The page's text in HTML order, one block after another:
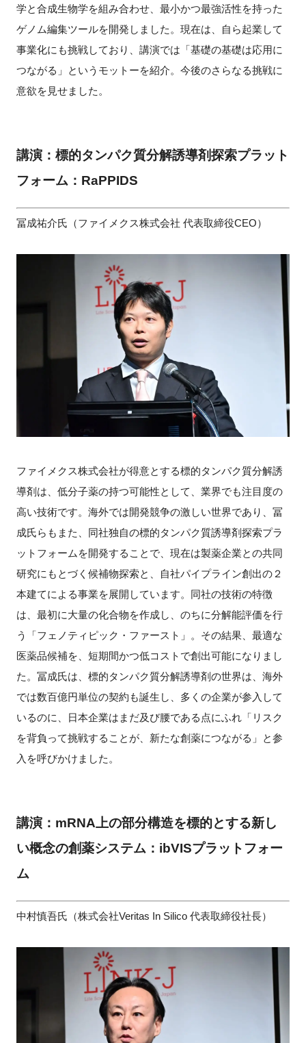
学と合成生物学を組み合わせ、最小かつ最強活性を持った
ゲノム編集ツールを開発しました。現在は、自ら起業して
事業化にも挑戦しており、講演では「基礎の基礎は応用に
つながる」というモットーを紹介。今後のさらなる挑戦に
意欲を見せました。
講演：標的タンパク質分解誘導剤探索プラット
フォーム：RaPPIDS
冨成祐介氏（ファイメクス株式会社 代表取締役CEO）
ファイメクス株式会社が得意とする標的タンパク質分解誘
導剤は、低分子薬の持つ可能性として、業界でも注目度の
高い技術です。海外では開発競争の激しい世界であり、冨
成氏らもまた、同社独自の標的タンパク質誘導剤探索プラ
ットフォームを開発することで、現在は製薬企業との共同
研究にもとづく候補物探索と、自社パイプライン創出の２
本建てによる事業を展開しています。同社の技術の特徴
は、最初に大量の化合物を作成し、のちに分解能評価を行
う「フェノティピック・ファースト」。その結果、最適な
医薬品候補を、短期間かつ低コストで創出可能になりまし
た。冨成氏は、標的タンパク質分解誘導剤の世界は、海外
では数百億円単位の契約も誕生し、多くの企業が参入して
いるのに、日本企業はまだ及び腰である点にふれ「リスク
を背負って挑戦することが、新たな創薬につながる」と参
入を呼びかけました。
講演：mRNA上の部分構造を標的とする新し
い概念の創薬システム：ibVISプラットフォー
ム
中村慎吾氏（株式会社Veritas In Silico 代表取締役社長）